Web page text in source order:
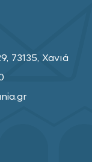
73135, Χανιά